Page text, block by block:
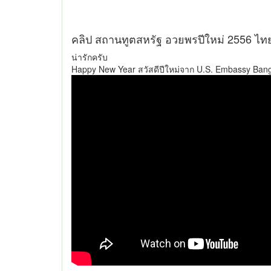
คลิป สถานทูตสหรัฐ อวยพรปีใหม่ 2556 ไท
น่ารักครับ
Happy New Year สวัสดีปีใหม่จาก U.S. Embassy